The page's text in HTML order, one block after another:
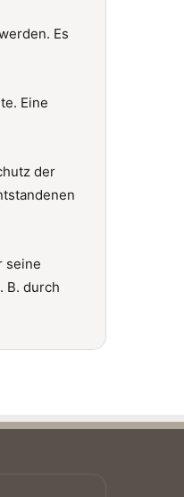
Es
Eine
der
seine
B. durch